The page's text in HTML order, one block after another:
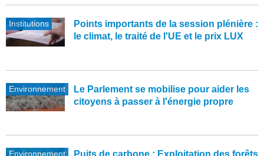
Institutions
Points importants de la session plénière :
le climat, le traité de l'UE et le prix LUX
Environnement
Le Parlement se mobilise pour aider les
citoyens à passer à l'énergie propre
Environnement